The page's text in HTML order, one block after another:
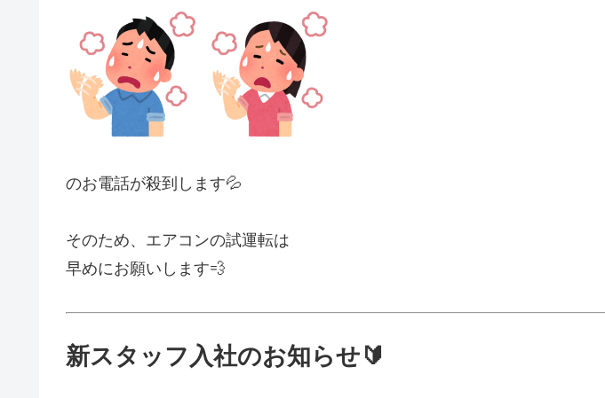
のお電話が殺到します💦
そのため、エアコンの試運転は
早めにお願いします💨
新スタッフ入社のお知らせ🔰